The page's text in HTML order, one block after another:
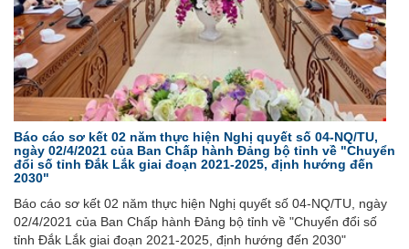
Báo cáo sơ kết 02 năm thực hiện Nghị quyết số 04-NQ/TU,
ngày 02/4/2021 của Ban Chấp hành Đảng bộ tỉnh về "Chuyển
đổi số tỉnh Đắk Lắk giai đoạn 2021-2025, định hướng đến
2030"
Báo cáo sơ kết 02 năm thực hiện Nghị quyết số 04-NQ/TU, ngày
02/4/2021 của Ban Chấp hành Đảng bộ tỉnh về "Chuyển đổi số
tỉnh Đắk Lắk giai đoạn 2021-2025, định hướng đến 2030"